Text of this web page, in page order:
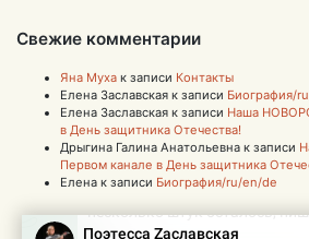
Свежие комментарии
Яна Муха к записи Контакты
Елена Заславская к записи Биография/
Елена Заславская к записи Наша
в День защитника Отечества!
Дрыгина Галина Анатольевна к записи
Первом канале в День защитника
Елена к записи Биография/ru/en/de